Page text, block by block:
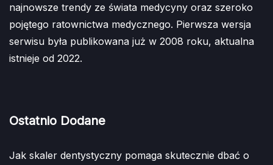
najnowsze trendy ze świata medycyny oraz szeroko
pojętego ratownictwa medycznego. Pierwsza wersja
serwisu była publikowana już w 2008 roku, aktualna
istnieje od 2022.
Ostatnio Dodane
Jak skaler dentystyczny pomaga skutecznie dbać o